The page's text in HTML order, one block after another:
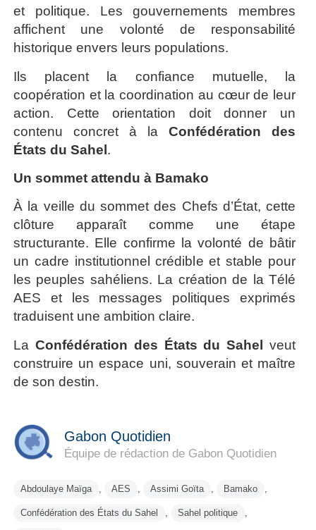
et politique. Les gouvernements membres
affichent une volonté de responsabilité
historique envers leurs populations.
Ils placent la confiance mutuelle, la
coopération et la coordination au cœur de leur
action. Cette orientation doit donner un
contenu concret à la Confédération des
États du Sahel.
Un sommet attendu à Bamako
À la veille du sommet des Chefs d’État, cette
clôture apparaît comme une étape
structurante. Elle confirme la volonté de bâtir
un cadre institutionnel crédible et stable pour
les peuples sahéliens. La création de la Télé
AES et les messages politiques exprimés
traduisent une ambition claire.
La Confédération des États du Sahel veut
construire un espace uni, souverain et maître
de son destin.
Gabon Quotidien
Équipe de rédaction de Gabon Quotidien
Abdoulaye Maïga AES Assimi Goïta Bamako
Confédération des États du Sahel Sahel politique